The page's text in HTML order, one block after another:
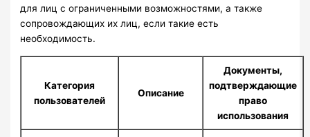
для лиц с ограниченными возможностями, а также
сопровождающих их лиц, если такие есть
необходимость.
Категория
пользователей
Описание
Документы,
подтверждающие
право
использования